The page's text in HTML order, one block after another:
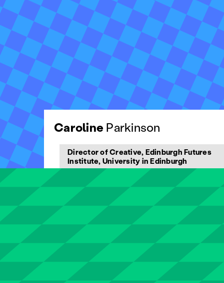
Caroline Parkinson
Director of Creative, Edinburgh Futures
Institute, University in Edinburgh